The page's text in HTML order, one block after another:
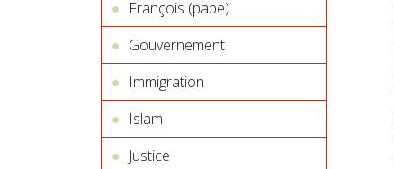
François (pape)
Gouvernement
Immigration
Islam
Justice